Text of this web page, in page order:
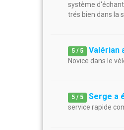
système
trés bien dans la
5 / 5 Valérian
Novice dans le
5 / 5 Serge a
service rapide